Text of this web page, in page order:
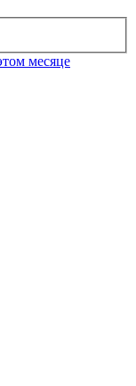
месяце